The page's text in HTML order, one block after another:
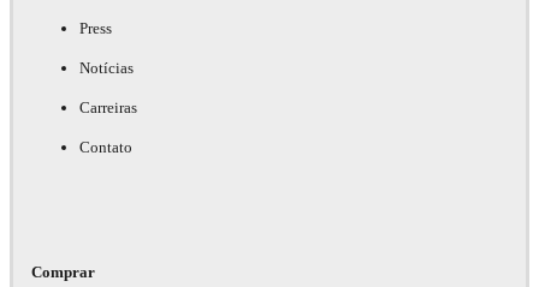
Press
Notícias
Carreiras
Contato
Comprar